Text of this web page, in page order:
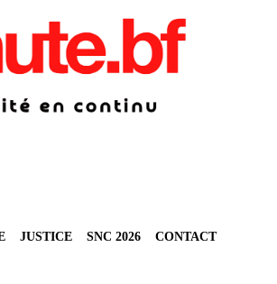
JUSTICE SNC 2026 CONTACT